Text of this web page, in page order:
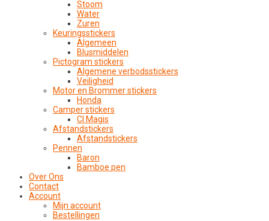
Stoom
Water
Zuren
Keuringsstickers
Algemeen
Blusmiddelen
Pictogram stickers
Algemene verbodsstickers
Veiligheid
Motor en Brommer stickers
Honda
Camper stickers
CI Magis
Afstandstickers
Afstandstickers
Pennen
Baron
Bamboe pen
Over Ons
Contact
Account
Mijn account
Bestellingen